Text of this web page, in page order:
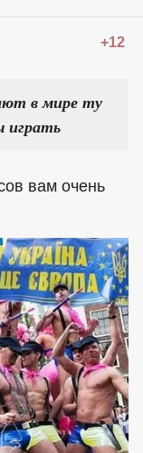
+12
в мире ту
играть
вам очень